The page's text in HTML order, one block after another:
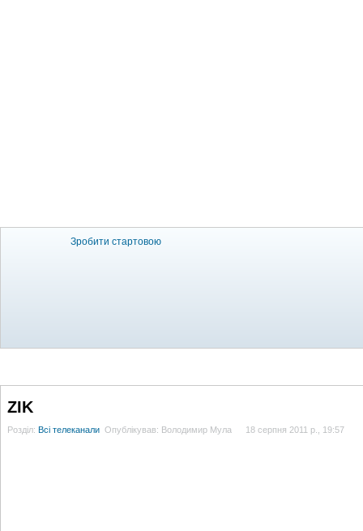
Зробити стартовою
ZIK
Розділ: Всі телеканали Опублікував: Володимир Мула 18 серпня 2011 р., 19:57